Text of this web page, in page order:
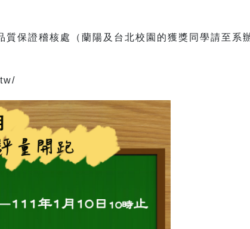
保證稽核處（蘭陽及台北校園的獲獎同學請至系